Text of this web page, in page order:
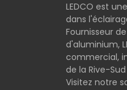
LEDCO est
dans
Fournisseur
d'aluminium,
commercial,
de la Rive-
Visitez notre